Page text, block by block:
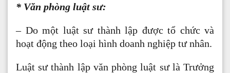
* Văn phòng luật sư:
– Do một luật sư thành lập được tổ chức và
hoạt động theo loại hình doanh nghiệp tư nhân.
Luật sư thành lập văn phòng luật sư là Trưởng